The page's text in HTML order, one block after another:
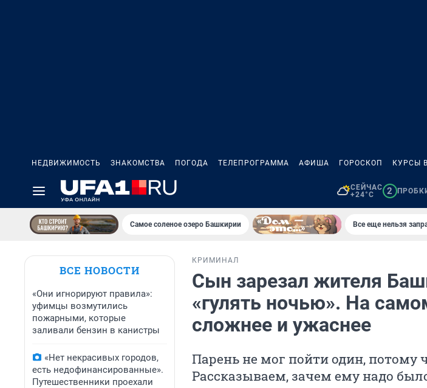
НЕДВИЖИМОСТЬ ЗНАКОМСТВА ПОГОДА ТЕЛЕПРОГРАММА АФИША ГОРОСКОП КУРСЫ
СЕЙЧАС
+24°C
2
Самое соленое озеро Башкирии Все еще нельзя
ВСЕ НОВОСТИ
«Они игнорируют правила»:
уфимцы возмутились
пожарными, которые
заливали бензин в канистры
«Нет некрасивых городов,
есть недофинансированные».
Путешественники проехали
КРИМИНАЛ
Сын зарезал жителя
«гулять ночью». На
сложнее и ужаснее
Парень не мог пойти один, потому
Рассказываем, зачем ему надо